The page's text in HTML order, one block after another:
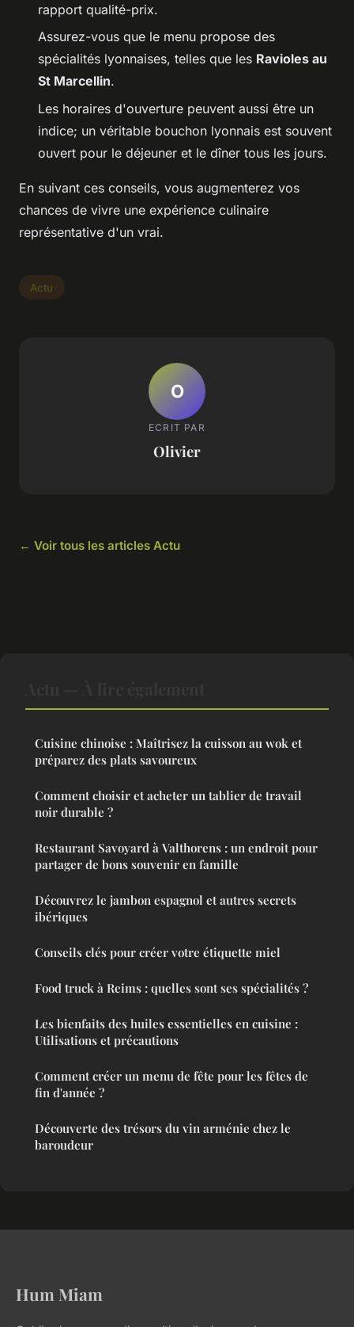
rapport qualité-prix.
Assurez-vous que le menu propose des
spécialités lyonnaises, telles que les Ravioles au
St Marcellin.
Les horaires d'ouverture peuvent aussi être un
indice; un véritable bouchon lyonnais est souvent
ouvert pour le déjeuner et le dîner tous les jours.
En suivant ces conseils, vous augmenterez vos
chances de vivre une expérience culinaire
représentative d'un vrai.
Actu
O
ECRIT PAR
Olivier
← Voir tous les articles Actu
Cuisine chinoise : Maîtrisez la cuisson au wok et
préparez des plats savoureux
Comment choisir et acheter un tablier de travail
noir durable ?
Restaurant Savoyard à Valthorens : un endroit pour
partager de bons souvenir en famille
Découvrez le jambon espagnol et autres secrets
ibériques
Conseils clés pour créer votre étiquette miel
Food truck à Reims : quelles sont ses spécialités ?
Les bienfaits des huiles essentielles en cuisine :
Utilisations et précautions
Comment créer un menu de fête pour les fêtes de
fin d'année ?
Découverte des trésors du vin arménie chez le
baroudeur
Hum Miam